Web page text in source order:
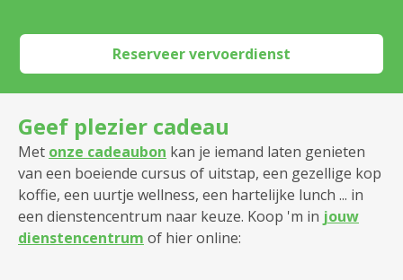
Dienstencentrum Santiago
Dienstencentrum Silsburg
Dienstencentrum Sint Andries
Dienstencentrum Ten Gaarde
Reserveer vervoerdienst
Geef plezier cadeau
Met onze cadeaubon kan je iemand laten genieten
van een boeiende cursus of uitstap, een gezellige kop
koffie, een uurtje wellness, een hartelijke lunch ... in
een dienstencentrum naar keuze. Koop 'm in jouw
dienstencentrum of hier online: